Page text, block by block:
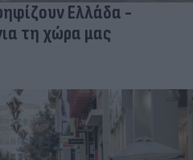
Ελλάδα -
τη χώρα μας